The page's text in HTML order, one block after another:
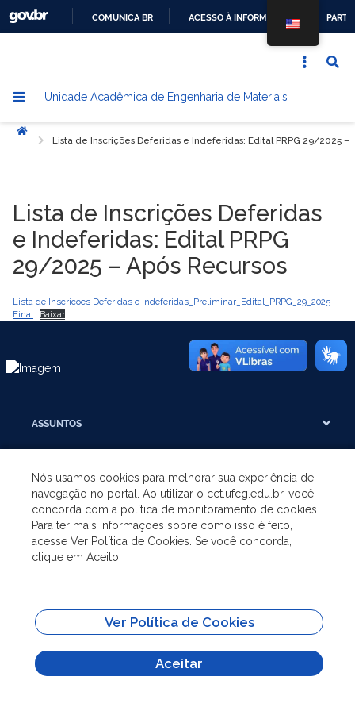
CONTEÚDO
COMUNICA BR ACESSO À INFORMAÇÃO
Unidade Acadêmica de Engenharia de Materiais
Início
Lista de Inscrições Deferidas e Indeferidas: Edital PRPG 29/2025 –
Lista de Inscrições Deferidas
e Indeferidas: Edital PRPG
29/2025 – Após Recursos
Lista de Inscricoes Deferidas e Indeferidas_Preliminar_Edital_PRPG_29_2025 –
Final
Baixar
ASSUNTOS
GRADUAÇÃO
PÓS-GRADUAÇÃO
Todo o conteúdo deste site está publicado sob a licença
Creative Commons
Atribuição-SemDerivações 3.0
Nós usamos cookies para melhorar sua experiência de
navegação no portal. Ao utilizar o cct.ufcg.edu.br, você
concorda com a política de monitoramento de cookies.
Para ter mais informações sobre como isso é feito,
acesse Ver Política de Cookies. Se você concorda,
clique em Aceito.
Ver Política de Cookies
Aceitar